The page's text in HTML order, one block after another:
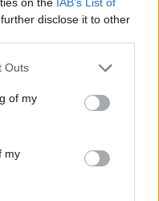
disclose it to other
Outs
of my
my
βιομηχανίας
ασφάλεια και
στο ζήτημα των
στις χρονοβόρες
δάνεια το 2026